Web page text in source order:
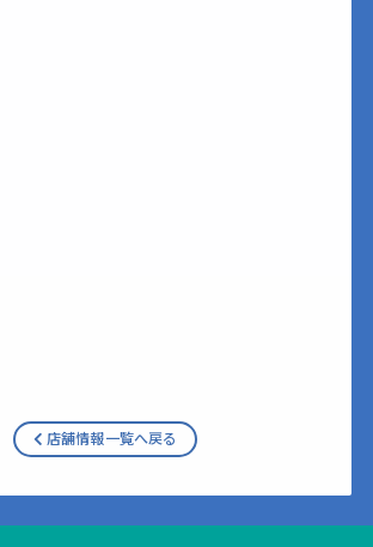
店舗情報一覧へ戻る